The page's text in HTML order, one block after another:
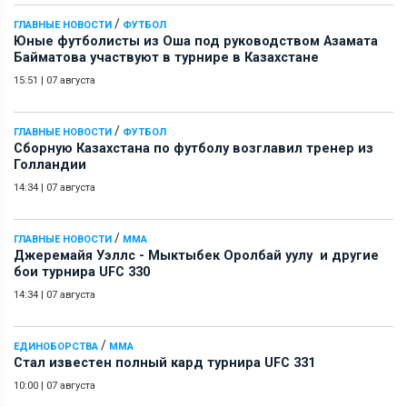
ГЛАВНЫЕ НОВОСТИ / ФУТБОЛ
Юные футболисты из Оша под руководством Азамата
Байматова участвуют в турнире в Казахстане
15:51 | 07 августа
ГЛАВНЫЕ НОВОСТИ / ФУТБОЛ
Сборную Казахстана по футболу возглавил тренер из
Голландии
14:34 | 07 августа
ГЛАВНЫЕ НОВОСТИ / ММА
Джеремайя Уэллс - Мыктыбек Оролбай уулу и другие
бои турнира UFC 330
14:34 | 07 августа
ЕДИНОБОРСТВА / ММА
Стал известен полный кард турнира UFC 331
10:00 | 07 августа